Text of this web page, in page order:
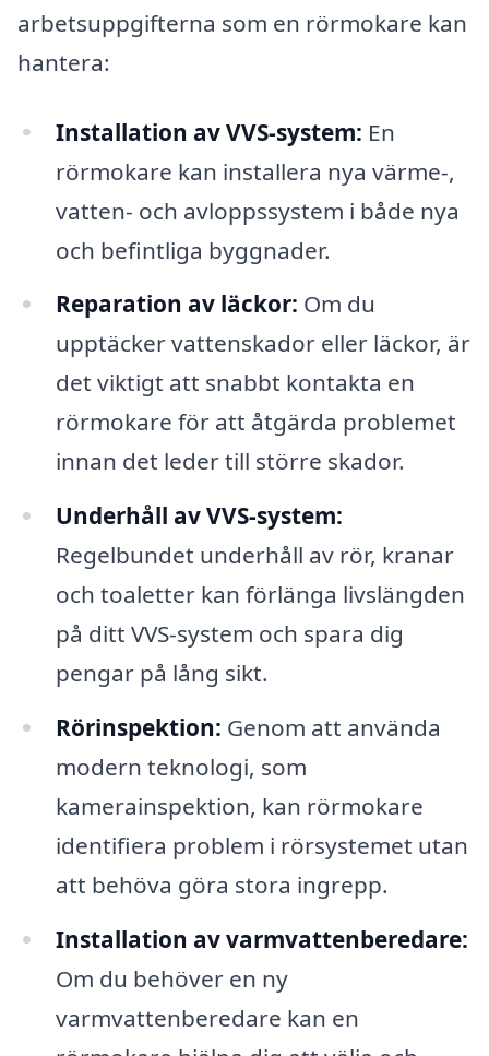
arbetsuppgifterna som en rörmokare kan
hantera:
Installation av VVS-system: En
rörmokare kan installera nya värme-,
vatten- och avloppssystem i både nya
och befintliga byggnader.
Reparation av läckor: Om du
upptäcker vattenskador eller läckor, är
det viktigt att snabbt kontakta en
rörmokare för att åtgärda problemet
innan det leder till större skador.
Underhåll av VVS-system:
Regelbundet underhåll av rör, kranar
och toaletter kan förlänga livslängden
på ditt VVS-system och spara dig
pengar på lång sikt.
Rörinspektion: Genom att använda
modern teknologi, som
kamerainspektion, kan rörmokare
identifiera problem i rörsystemet utan
att behöva göra stora ingrepp.
Installation av varmvattenberedare:
Om du behöver en ny
varmvattenberedare kan en